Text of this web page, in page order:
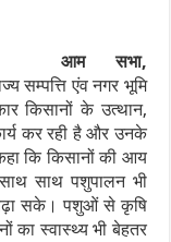
आम सभा,
सम्पत्ति एंव नगर भूमि
किसानों के उत्थान,
कर रही है और उनके
कि किसानों की आय
साथ पशुपालन भी
सके। पशुओं से कृषि
स्वास्थ्य भी बेहतर